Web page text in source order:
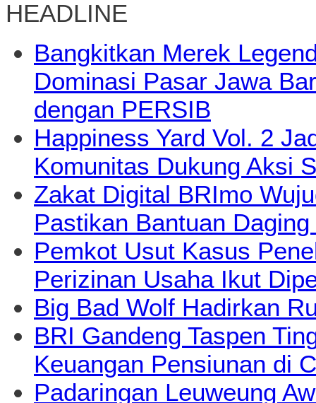
HEADLINE
Bangkitkan Merek
Dominasi Pasar Jawa
dengan PERSIB
Happiness Yard Vol. 2
Komunitas Dukung Aksi
Zakat Digital BRImo
Pastikan Bantuan
Pemkot Usut Kasus
Perizinan Usaha Ikut
Big Bad Wolf Hadirkan
BRI Gandeng Taspen
Keuangan Pensiunan di
Padaringan Leuweung